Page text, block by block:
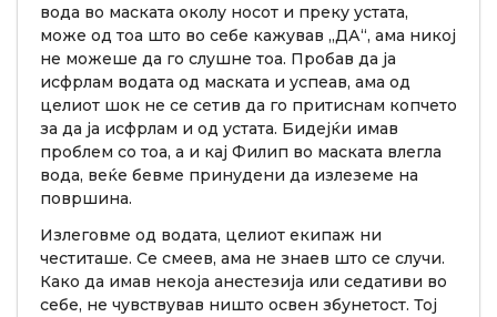
вода во маската околу носот и преку устата,
може од тоа што во себе кажував „ДА“, ама никој
не можеше да го слушне тоа. Пробав да ја
исфрлам водата од маската и успеав, ама од
целиот шок не се сетив да го притиснам копчето
за да ја исфрлам и од устата. Бидејќи имав
проблем со тоа, а и кај Филип во маската влегла
вода, веќе бевме принудени да излеземе на
површина.
Излеговме од водата, целиот екипаж ни
честиташе. Се смеев, ама не знаев што се случи.
Како да имав некоја анестезија или седативи во
себе, не чувствував ништо освен збунетост. Тој